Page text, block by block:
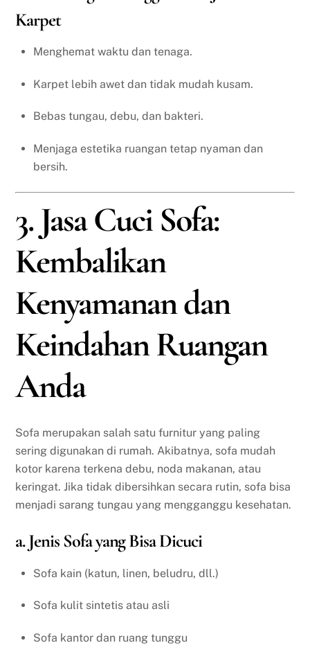
Karpet
Menghemat waktu dan tenaga.
Karpet lebih awet dan tidak mudah kusam.
Bebas tungau, debu, dan bakteri.
Menjaga estetika ruangan tetap nyaman dan
bersih.
3. Jasa Cuci Sofa:
Kembalikan
Kenyamanan dan
Keindahan Ruangan
Anda
Sofa merupakan salah satu furnitur yang paling
sering digunakan di rumah. Akibatnya, sofa mudah
kotor karena terkena debu, noda makanan, atau
keringat. Jika tidak dibersihkan secara rutin, sofa bisa
menjadi sarang tungau yang mengganggu kesehatan.
a. Jenis Sofa yang Bisa Dicuci
Sofa kain (katun, linen, beludru, dll.)
Sofa kulit sintetis atau asli
Sofa kantor dan ruang tunggu